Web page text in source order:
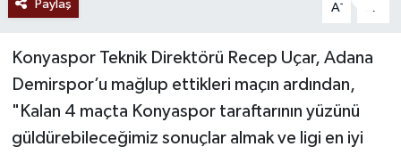
Paylaş A- A
Konyaspor Teknik Direktörü Recep Uçar, Adana
Demirspor’u mağlup ettikleri maçın ardından,
"Kalan 4 maçta Konyaspor taraftarının yüzünü
güldürebileceğimiz sonuçlar almak ve ligi en iyi